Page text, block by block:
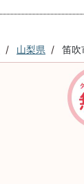
山梨県 笛吹